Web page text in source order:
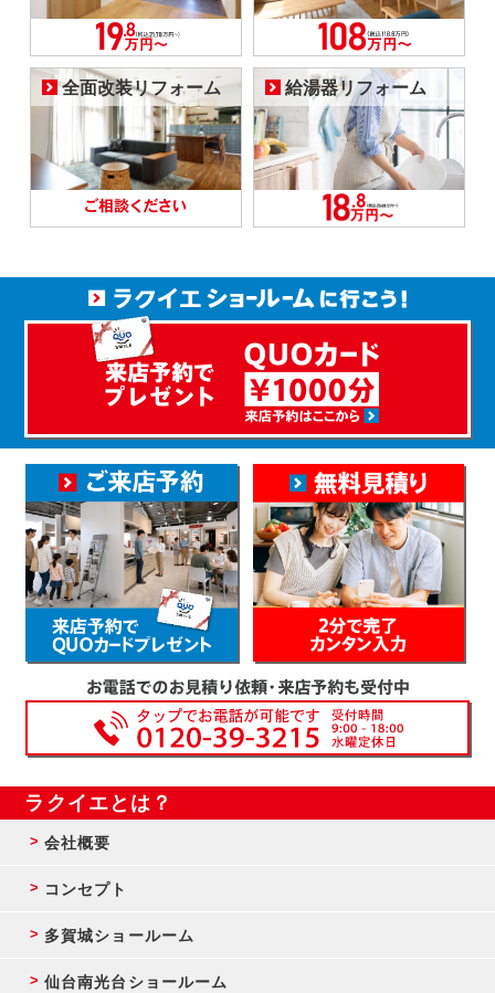
全面改装リフォーム 給湯器リフォーム
ラクイエとは？
会社概要
コンセプト
多賀城ショールーム
仙台南光台ショールーム